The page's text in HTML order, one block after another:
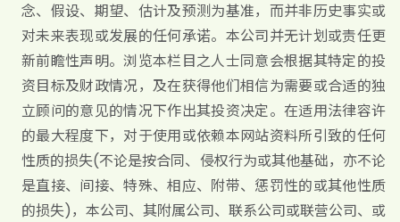
念、假设、期望、估计及预测为基准，而并非历史事实或
对未来表现或发展的任何承诺。本公司并无计划或责任更
新前瞻性声明。浏览本栏目之人士同意会根据其特定的投
资目标及财政情况，及在获得他们相信为需要或合适的独
立顾问的意见的情况下作出其投资决定。在适用法律容许
的最大程度下，对于使用或依赖本网站资料所引致的任何
性质的损失(不论是按合同、侵权行为或其他基础，亦不论
是直接、间接、特殊、相应、附带、惩罚性的或其他性质
的损失)，本公司、其附属公司、联系公司或联营公司、或